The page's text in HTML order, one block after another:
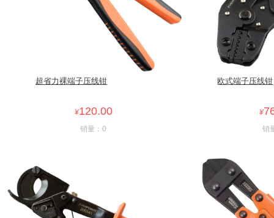
超省力裸端子压线钳
¥120.00
销量：0
欧式端子压线钳
¥
销